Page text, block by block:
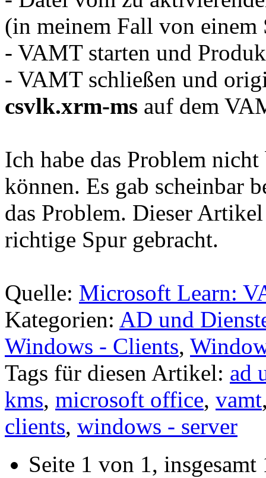
(in meinem Fall von einem
- VAMT starten und
- VAMT schließen und
csvlk.xrm-ms auf dem
Ich habe das Problem
können. Es gab scheinbar
das Problem. Dieser
richtige Spur gebracht.
Quelle: Microsoft Learn:
Kategorien: AD und
Windows - Clients,
Tags für diesen Artikel: ad
kms, microsoft office, vamt
clients, windows - server
Seite 1 von 1, insgesamt